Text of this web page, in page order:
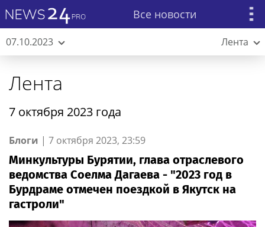
Все новости
07.10.2023 Лента
Лента
7 октября 2023 года
Блоги | 7 октября 2023, 23:59
Минкультуры Бурятии, глава отраслевого
ведомства Соелма Дагаева - "2023 год в
Бурдраме отмечен поездкой в Якутск на
гастроли"